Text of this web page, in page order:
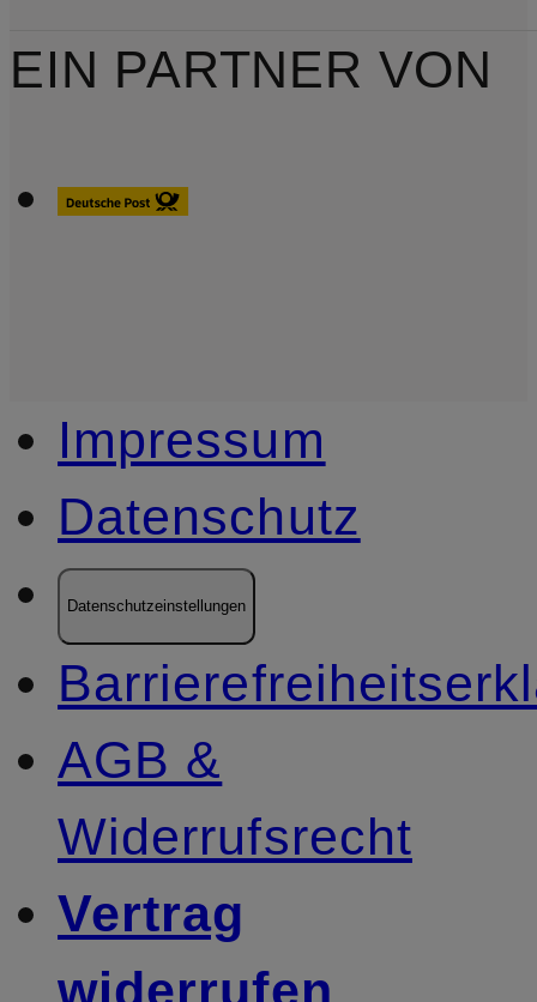
EIN PARTNER VON
Impressum
Datenschutz
Datenschutzeinstellungen
AGB &
Widerrufsrecht
Vertrag
widerrufen